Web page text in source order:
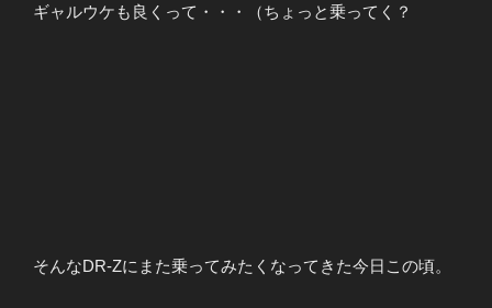
ギャルウケも良くって・・・（ちょっと乗ってく？
そんなDR-Zにまた乗ってみたくなってきた今日この頃。